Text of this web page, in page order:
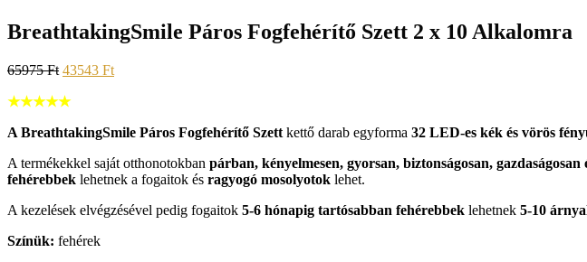
BreathtakingSmile Páros Fogfehérítő Szett 2 x 10 Alkalomra
65975Ft 43543 Ft
★★★★★
A BreathtakingSmile Páros Fogfehérítő Szett kettő darab egyforma 32 LED-es kék és vörös
A termékekkel saját otthonotokban párban, kényelmesen, gyorsan, biztonságosan,
fehérebbek lehetnek a fogaitok és ragyogó mosolyotok lehet.
A kezelések elvégzésével pedig fogaitok 5-6 hónapig tartósabban fehérebbek lehetnek 5-10
Színük: fehérek